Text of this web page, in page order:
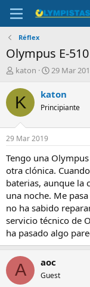
Réflex
Olympus E-
I
i
c
a
d
o
r
e
l
t
e
m
a
katon
F
c
a
i
n
c
i
o
29 Mar
K katon
Principiante
29 Mar 2019
Tengo una
otra clónica.
baterias, aunque la
una noche. Me
no ha sabido
servicio técnico de
ha pasado algo
A aoc
Guest